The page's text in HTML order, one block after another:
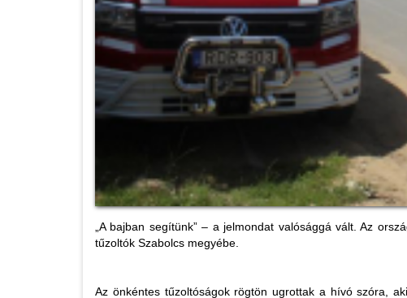
„A bajban segítünk” – a jelmondat valósággá vált. Az
tűzoltók Szabolcs megyébe.
Az önkéntes tűzoltóságok rögtön ugrottak a hívó szóra,